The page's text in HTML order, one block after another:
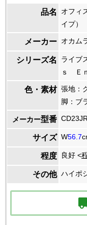
品名
オフィ
イプ）
メーカー オカム
シリーズ名
ライブ
ｓ Ｅ
色・素材 張地：
脚：ブ
メーカー型番
サイズ W56.7
程度 良好 <
その他 ハイポ